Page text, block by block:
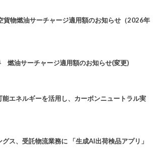
貨物燃油サーチャージ適用額のお知らせ（2026年
燃油サーチャージ適用額のお知らせ(変更)
エネルギーを活用し、カーボンニュートラル実
ス、受託物流業務に 「生成AI出荷検品アプリ」